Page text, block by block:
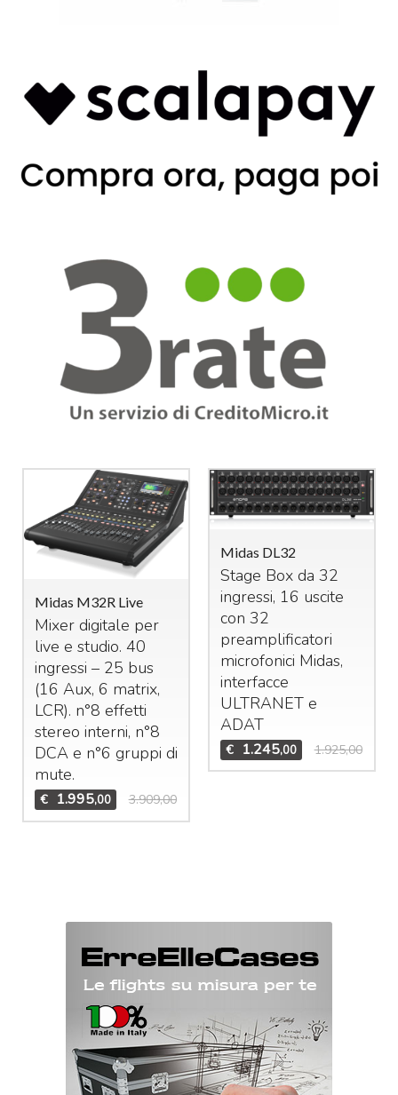
Midas M32R Live
Mixer digitale per
live e studio. 40
ingressi – 25 bus
(16 Aux, 6 matrix,
LCR). n°8 effetti
stereo interni, n°8
DCAe n°6 gruppi di
mute.
€ 1.995,00 3.909,00
Midas DL32
Stage Box da 32
ingressi, 16 uscite
con 32
preamplificatori
microfonici Midas,
interfacce
ULTRANETe
ADAT
€ 1.245,00 1.925,00